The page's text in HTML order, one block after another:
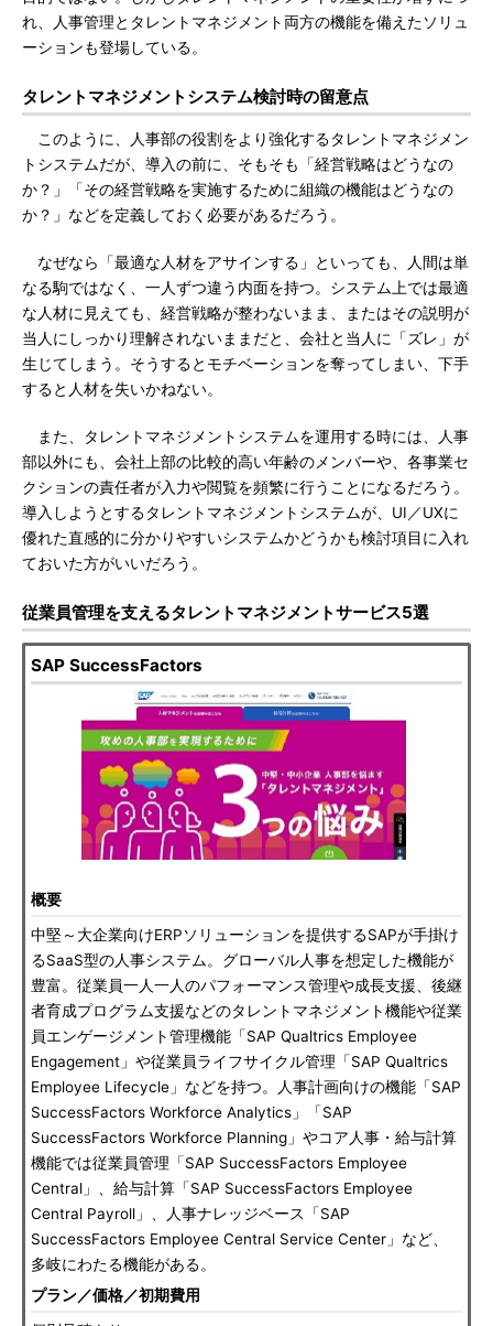
れ、人事管理とタレントマネジメント両方の機能を備えたソリュ
ーションも登場している。
タレントマネジメントシステム検討時の留意点
このように、人事部の役割をより強化するタレントマネジメン
トシステムだが、導入の前に、そもそも「経営戦略はどうなの
か？」「その経営戦略を実施するために組織の機能はどうなの
か？」などを定義しておく必要があるだろう。
なぜなら「最適な人材をアサインする」といっても、人間は単
なる駒ではなく、一人ずつ違う内面を持つ。システム上では最適
な人材に見えても、経営戦略が整わないまま、またはその説明が
当人にしっかり理解されないままだと、会社と当人に「ズレ」が
生じてしまう。そうするとモチベーションを奪ってしまい、下手
すると人材を失いかねない。
また、タレントマネジメントシステムを運用する時には、人事
部以外にも、会社上部の比較的高い年齢のメンバーや、各事業セ
クションの責任者が入力や閲覧を頻繁に行うことになるだろう。
導入しようとするタレントマネジメントシステムが、UI／UXに
優れた直感的に分かりやすいシステムかどうかも検討項目に入れ
ておいた方がいいだろう。
従業員管理を支えるタレントマネジメントサービス5選
SAP SuccessFactors
概要
中堅～大企業向けERPソリューションを提供するSAPが手掛け
るSaaS型の人事システム。グローバル人事を想定した機能が
豊富。従業員一人一人のパフォーマンス管理や成長支援、後継
者育成プログラム支援などのタレントマネジメント機能や従業
員エンゲージメント管理機能「SAP Qualtrics Employee
Engagement」や従業員ライフサイクル管理「SAP Qualtrics
Employee Lifecycle」などを持つ。人事計画向けの機能「SAP
SuccessFactors Workforce Analytics」「SAP
SuccessFactors Workforce Planning」やコア人事・給与計算
機能では従業員管理「SAP SuccessFactors Employee
Central」、給与計算「SAP SuccessFactors Employee
Central Payroll」、人事ナレッジベース「SAP
SuccessFactors Employee Central Service Center」など、
多岐にわたる機能がある。
プラン／価格／初期費用